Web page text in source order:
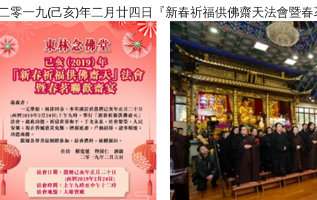
零一九(己亥)年二月廿四日『新春祈福供佛齋天法會暨